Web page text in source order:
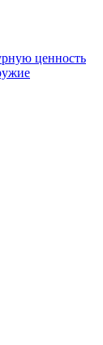
ценность